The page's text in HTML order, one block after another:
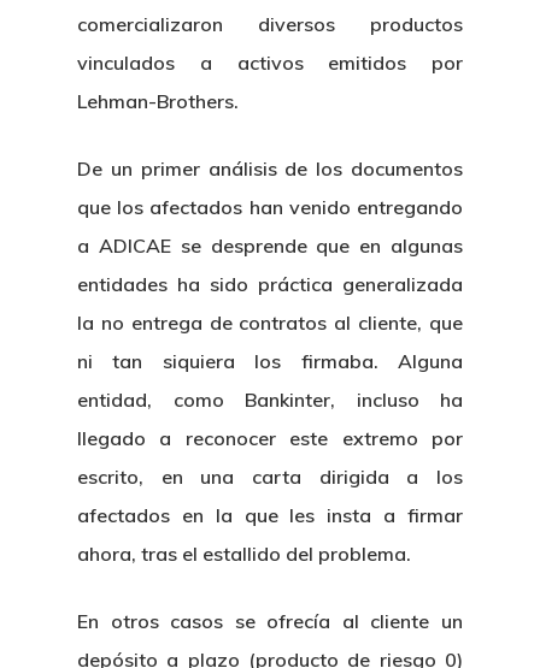
comercializaron diversos productos
vinculados a activos emitidos por
Lehman-Brothers.
De un primer análisis de los documentos
que los afectados han venido entregando
a ADICAE se desprende que en algunas
entidades ha sido práctica generalizada
la no entrega de contratos al cliente, que
ni tan siquiera los firmaba. Alguna
entidad, como Bankinter, incluso ha
llegado a reconocer este extremo por
escrito, en una carta dirigida a los
afectados en la que les insta a firmar
ahora, tras el estallido del problema.
En otros casos se ofrecía al cliente un
depósito a plazo (producto de riesgo 0)